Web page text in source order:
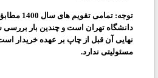
توجه: تمامی تقویم های سال 1400
دانشگاه تهران است و چندین بار
نهایی آن قبل از چاپ بر عهده خریدار
مسئولیتی ندارد.